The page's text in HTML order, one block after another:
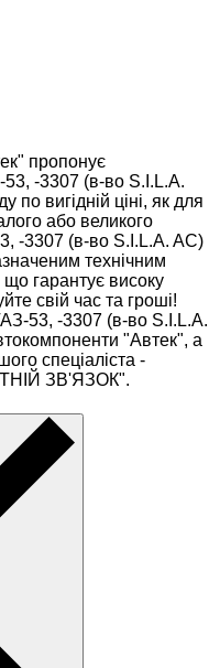
пропонує
-3307 (в-во S.I.L.A.
по вигідній ціні, як для
або великого
-3307 (в-во S.I.L.A. AC)
технічним
гарантує високу
свій час та гроші!
53, -3307 (в-во S.I.L.A.
"Автек", а
спеціаліста -
ЗВ'ЯЗОК".